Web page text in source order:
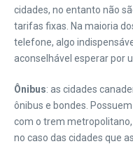
cidades, no entanto não
tarifas fixas. Na maioria
telefone, algo
aconselhável esperar por
Ônibus: as cidades
ônibus e bondes.
com o trem
no caso das cidades que